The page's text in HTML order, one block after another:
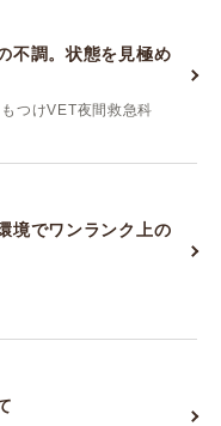
不調。状態を見極め
つけVET夜間救急科
境でワンランク上の